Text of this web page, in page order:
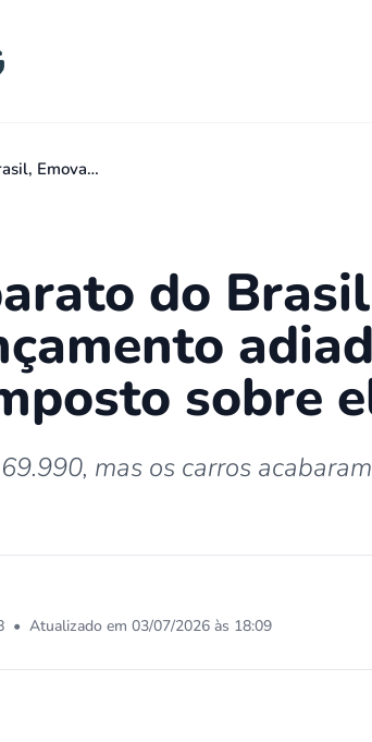
Emova…
do
sobre
mas os carros
• Atualizado em 03/07/2026 às 18:09